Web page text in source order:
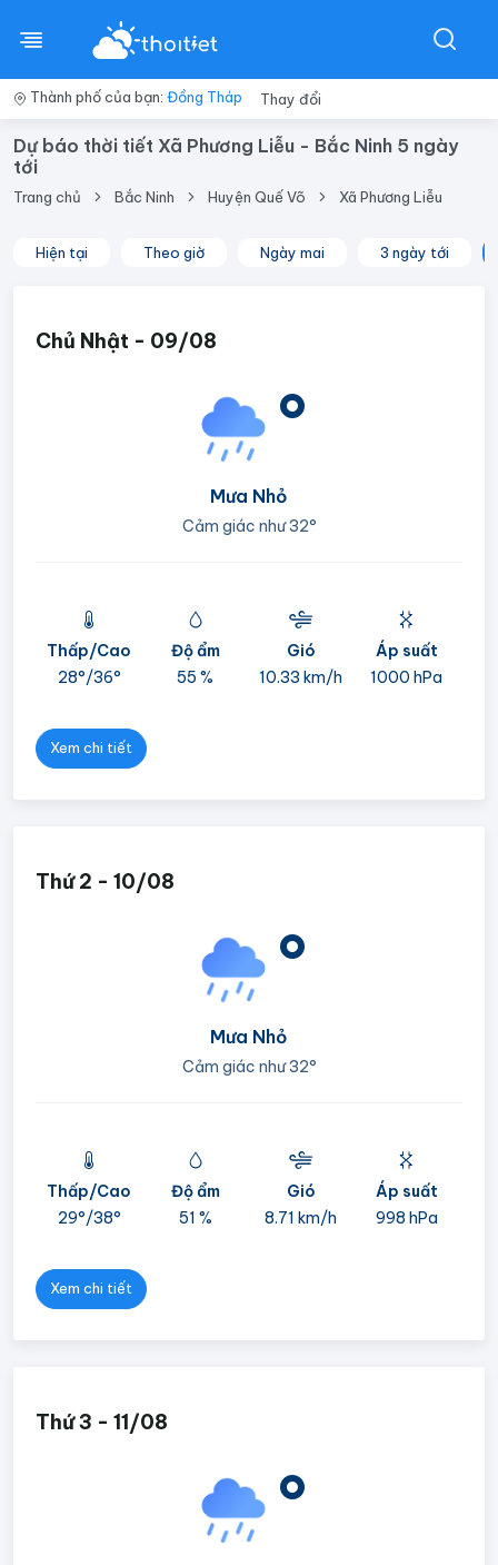
Thành phố của bạn: Đồng Tháp Thay đổi
Dự báo thời tiết Xã Phương Liễu - Bắc Ninh 5 ngày
tới
Trang chủ Bắc Ninh Huyện Quế Võ Xã Phương Liễu
Hiện tại Theo giờ Ngày mai 3 ngày tới
Chủ Nhật - 09/08
°
Mưa Nhỏ
Cảm giác như32°
Thấp/Cao
28°/36°
Độ ẩm
55 %
Gió
10.33 km/h
Áp suất
1000 hPa
Xem chi tiết
Thứ 2 - 10/08
°
Mưa Nhỏ
Cảm giác như32°
Thấp/Cao
29°/38°
Độ ẩm
51 %
Gió
8.71 km/h
Áp suất
998 hPa
Xem chi tiết
Thứ 3 - 11/08
°